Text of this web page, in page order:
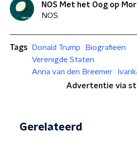
NOS Met het Oog op
NOS
Tags Donald Trump
Biografieën
Verenigde Staten
Anna van den Breemer
Advertentie via
Gerelateerd